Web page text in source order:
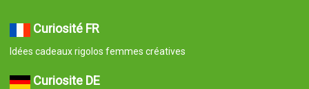
Curiosité FR
Idées cadeaux rigolos femmes créatives
Curiosite DE